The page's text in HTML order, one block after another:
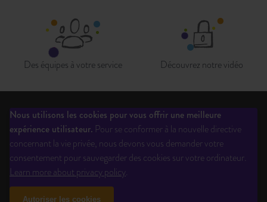
Nous utilisons les cookies pour vous offrir une meilleure
expérience utilisateur. Pour se conformer à la nouvelle directive
concernant la vie privée, nous devons vous demander votre
consentement pour sauvegarder des cookies sur votre ordinateur.
Learn more about privacy policy.
Autoriser les cookies
Des équipes à votre service Découvrez notre vidéo
Liste des éditeurs
Contactez-Nous
Site réalisé par Totem Numérique